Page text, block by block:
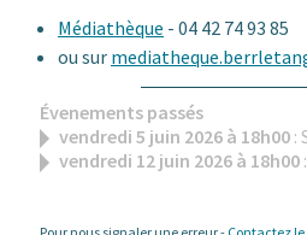
Médiathèque - 04 42 74 93 85
ou sur
Évenements passés
vendredi 5 juin 2026 à 18h00 :
vendredi 12 juin 2026 à 18h00